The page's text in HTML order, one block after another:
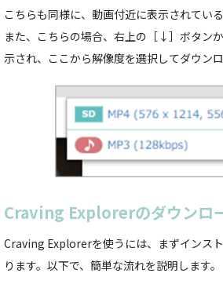
こちらも同様に、動画付近に表示されてい
また、こちらの場合、右上の［↓］ボタン
示され、ここから解像度を選択してダウンロ
Craving Explorerのダウンロ
Craving Explorerを使うには、まずインス
ります。以下で、簡単な流れを説明します。